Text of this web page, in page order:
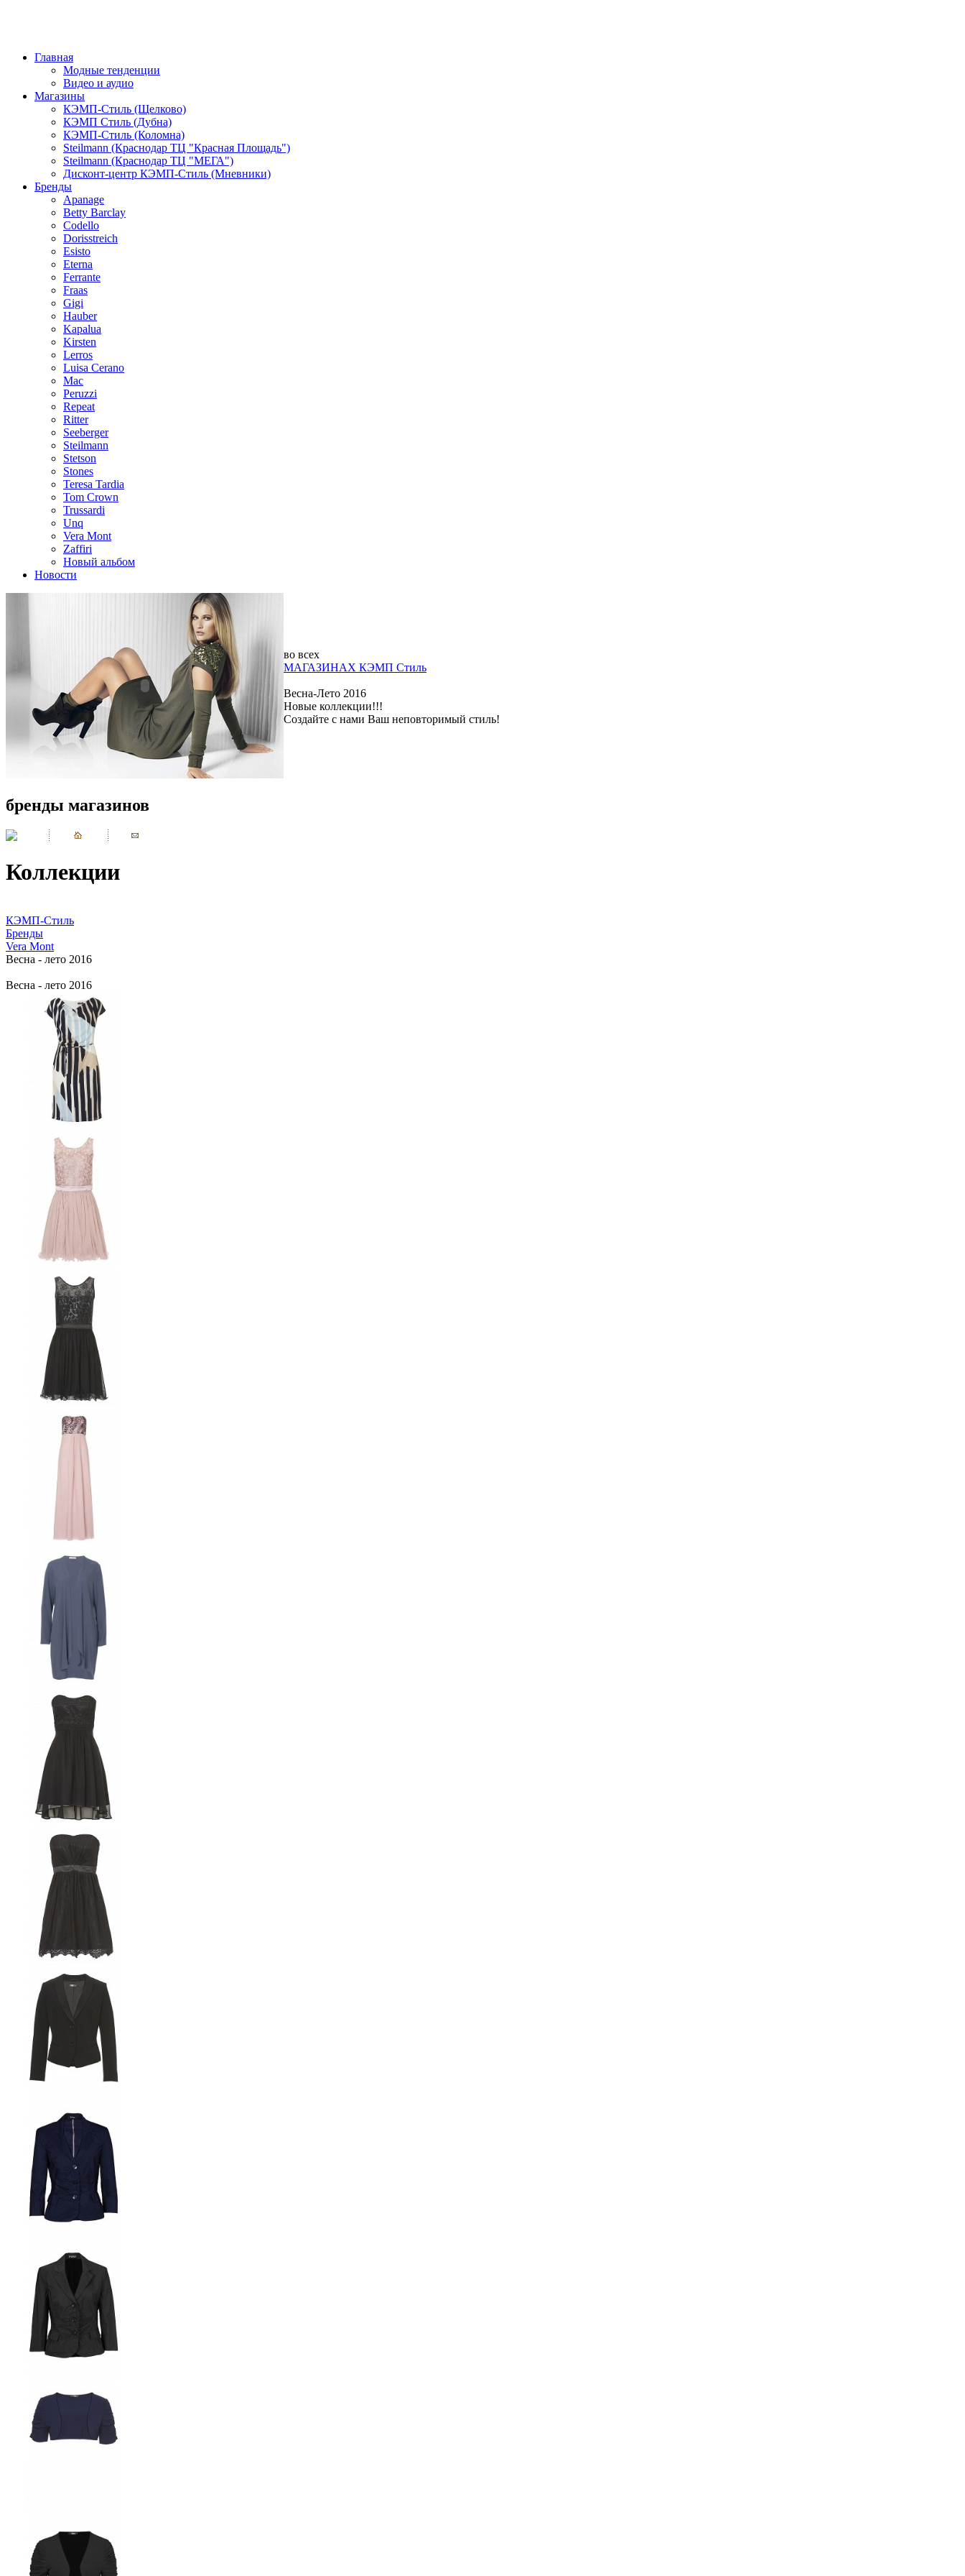
Главная
Модные тенденции
Видео и аудио
Магазины
КЭМП-Стиль (Щелково)
КЭМП Стиль (Дубна)
КЭМП-Стиль (Коломна)
Steilmann (Краснодар ТЦ "Красная Площадь")
Steilmann (Краснодар ТЦ "МЕГА")
Дисконт-центр КЭМП-Стиль (Мневники)
Бренды
Apanage
Betty Barclay
Codello
Dorisstreich
Esisto
Eterna
Ferrante
Fraas
Gigi
Hauber
Kapalua
Kirsten
Lerros
Luisa Cerano
Mac
Peruzzi
Repeat
Ritter
Seeberger
Steilmann
Stetson
Stones
Teresa Tardia
Tom Crown
Trussardi
Unq
Vera Mont
Zaffiri
Новый альбом
Новости
во всех
МАГАЗИНАХ КЭМП Стиль
Весна-Лето 2016
Новые коллекции!!!
Создайте с нами Ваш неповторимый стиль!
бренды магазинов
Коллекции
КЭМП-Стиль
Бренды
Vera Mont
Весна - лето 2016
Весна - лето 2016